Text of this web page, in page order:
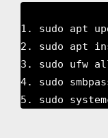
1. sudo apt
2. sudo apt
3. sudo ufw
4. sudo